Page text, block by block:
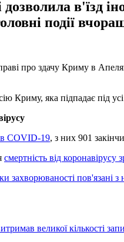
в'їзд
події
про здачу Криму в
Криму, яка підпадає під
COVID-19, з них 901
смертність від коронавірусу
захворюваності пов'язані
великої кількості